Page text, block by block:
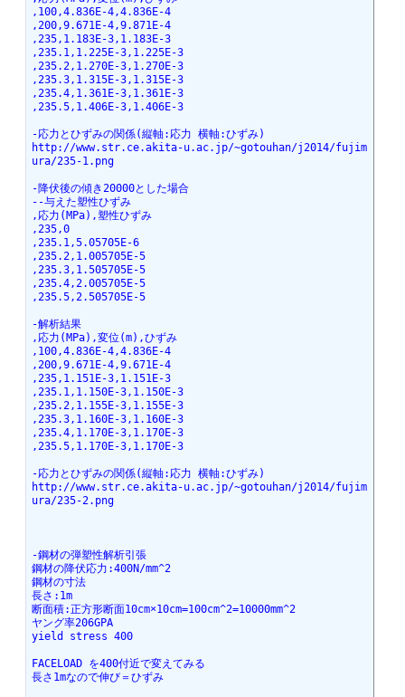
,100,4.836E-4,4.836E-4
,200,9.671E-4,9.871E-4
,235,1.183E-3,1.183E-3
,235.1,1.225E-3,1.225E-3
,235.2,1.270E-3,1.270E-3
,235.3,1.315E-3,1.315E-3
,235.4,1.361E-3,1.361E-3
,235.5,1.406E-3,1.406E-3
-応力とひずみの関係(縦軸:応力 横軸:ひずみ)
http://www.str.ce.akita-u.ac.jp/~gotouhan/j2014/fujim
ura/235-1.png
-降伏後の傾き20000とした場合
--与えた塑性ひずみ
,応力(MPa),塑性ひずみ
,235,0
,235.1,5.05705E-6
,235.2,1.005705E-5
,235.3,1.505705E-5
,235.4,2.005705E-5
,235.5,2.505705E-5
-解析結果
,応力(MPa),変位(m),ひずみ
,100,4.836E-4,4.836E-4
,200,9.671E-4,9.671E-4
,235,1.151E-3,1.151E-3
,235.1,1.150E-3,1.150E-3
,235.2,1.155E-3,1.155E-3
,235.3,1.160E-3,1.160E-3
,235.4,1.170E-3,1.170E-3
,235.5,1.170E-3,1.170E-3
-応力とひずみの関係(縦軸:応力 横軸:ひずみ)
http://www.str.ce.akita-u.ac.jp/~gotouhan/j2014/fujim
ura/235-2.png
-鋼材の弾塑性解析引張
鋼材の降伏応力:400N/mm^2
鋼材の寸法
長さ:1m
断面積:正方形断面10cm×10cm=100cm^2=10000mm^2
ヤング率206GPA
yield stress 400
FACELOAD を400付近で変えてみる
長さ1mなので伸び＝ひずみ